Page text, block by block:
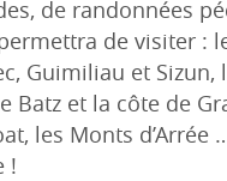
de randonnées
de visiter :
Guimiliau et
Batz et la côte de
les Monts d’Arrée
!